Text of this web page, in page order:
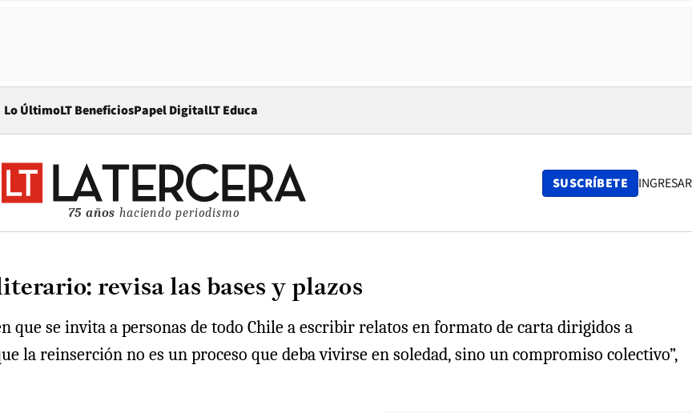
Lo ÚltimoLT BeneficiosPapel DigitalOpens in new window
LT Educa
75 años haciendo periodismo
SUSCRÍBETE INGRESAR
revisa las bases y plazos
que se invita a personas de todo Chile a escribir relatos en formato de carta dirigidos a
la reinserción no es un proceso que deba vivirse en soledad, sino un compromiso colectivo”,